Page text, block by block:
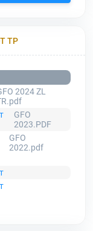
ТР
2024 ZL
GFO
2023.PDF
GFO
2022.pdf